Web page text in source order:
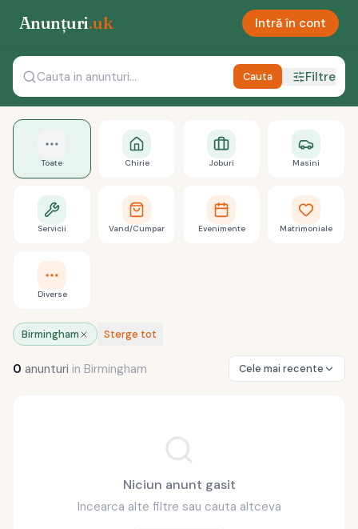
Anunțuri.uk Intră în cont
Cauta Filtre
Toate Chirie Joburi Masini
Servicii Vand/Cumpar Evenimente Matrimoniale
Diverse
Birmingham Sterge tot
0 anunturi in Birmingham Cele mai recente
Niciun anunt gasit
Incearca alte filtre sau cauta altceva